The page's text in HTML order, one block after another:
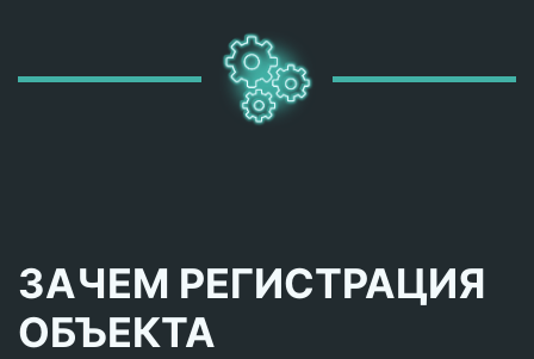
ЗАЧЕМ РЕГИСТРАЦИЯ
ОБЪЕКТА